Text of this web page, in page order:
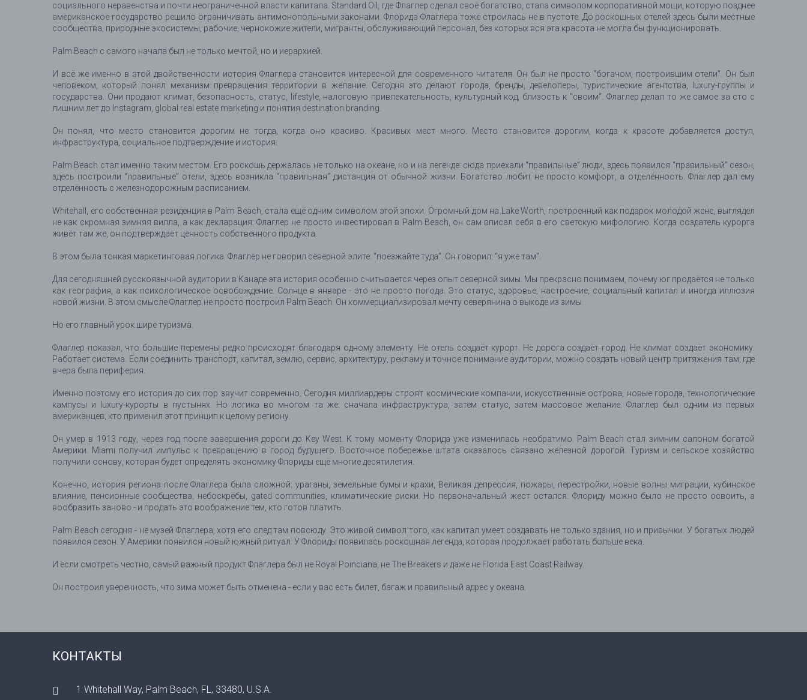
социального неравенства и почти неограниченной власти капитала. Standard Oil, где Флаглер сделал своё богатство, стала символом корпоративной мощи, которую позднее
американское государство решило ограничивать антимонопольными законами. Флорида Флаглера тоже строилась не в пустоте. До роскошных отелей здесь были местные
сообщества, природные экосистемы, рабочие, чернокожие жители, мигранты, обслуживающий персонал, без которых вся эта красота не могла бы функционировать.
Palm Beach с самого начала был не только мечтой, но и иерархией.
И всё же именно в этой двойственности история Флаглера становится интересной для современного читателя. Он был не просто “богачом, построившим отели”. Он был
человеком, который понял механизм превращения территории в желание. Сегодня это делают города, бренды, девелоперы, туристические агентства, luxury-группы и
государства. Они продают климат, безопасность, статус, lifestyle, налоговую привлекательность, культурный код, близость к “своим”. Флаглер делал то же самое за сто с
лишним лет до Instagram, global real estate marketing и понятия destination branding.
Он понял, что место становится дорогим не тогда, когда оно красиво. Красивых мест много. Место становится дорогим, когда к красоте добавляется доступ,
инфраструктура, социальное подтверждение и история.
Palm Beach стал именно таким местом. Его роскошь держалась не только на океане, но и на легенде: сюда приехали “правильные” люди, здесь появился “правильный” сезон,
здесь построили “правильные” отели, здесь возникла “правильная” дистанция от обычной жизни. Богатство любит не просто комфорт, а отделённость. Флаглер дал ему
отделённость с железнодорожным расписанием.
Whitehall, его собственная резиденция в Palm Beach, стала ещё одним символом этой эпохи. Огромный дом на Lake Worth, построенный как подарок молодой жене, выглядел
не как скромная зимняя вилла, а как декларация: Флаглер не просто инвестировал в Palm Beach, он сам вписал себя в его светскую мифологию. Когда создатель курорта
живёт там же, он подтверждает ценность собственного продукта.
В этом была тонкая маркетинговая логика. Флаглер не говорил северной элите: “поезжайте туда”. Он говорил: “я уже там”.
Для сегодняшней русскоязычной аудитории в Канаде эта история особенно считывается через опыт северной зимы. Мы прекрасно понимаем, почему юг продаётся не только
как география, а как психологическое освобождение. Солнце в январе - это не просто погода. Это статус, здоровье, настроение, социальный капитал и иногда иллюзия
новой жизни. В этом смысле Флаглер не просто построил Palm Beach. Он коммерциализировал мечту северянина о выходе из зимы.
Но его главный урок шире туризма.
Флаглер показал, что большие перемены редко происходят благодаря одному элементу. Не отель создаёт курорт. Не дорога создаёт город. Не климат создаёт экономику.
Работает система. Если соединить транспорт, капитал, землю, сервис, архитектуру, рекламу и точное понимание аудитории, можно создать новый центр притяжения там, где
вчера была периферия.
Именно поэтому его история до сих пор звучит современно. Сегодня миллиардеры строят космические компании, искусственные острова, новые города, технологические
кампусы и luxury-курорты в пустынях. Но логика во многом та же: сначала инфраструктура, затем статус, затем массовое желание. Флаглер был одним из первых
американцев, кто применил этот принцип к целому региону.
Он умер в 1913 году, через год после завершения дороги до Key West. К тому моменту Флорида уже изменилась необратимо. Palm Beach стал зимним салоном богатой
Америки. Miami получил импульс к превращению в город будущего. Восточное побережье штата оказалось связано железной дорогой. Туризм и сельское хозяйство
получили основу, которая будет определять экономику Флориды ещё многие десятилетия.
Конечно, история региона после Флаглера была сложной: ураганы, земельные бумы и крахи, Великая депрессия, пожары, перестройки, новые волны миграции, кубинское
влияние, пенсионные сообщества, небоскрёбы, gated communities, климатические риски. Но первоначальный жест остался: Флориду можно было не просто освоить, а
вообразить заново - и продать это воображение тем, кто готов платить.
Palm Beach сегодня - не музей Флаглера, хотя его след там повсюду. Это живой символ того, как капитал умеет создавать не только здания, но и привычки. У богатых людей
появился сезон. У Америки появился новый южный ритуал. У Флориды появилась роскошная легенда, которая продолжает работать больше века.
И если смотреть честно, самый важный продукт Флаглера был не Royal Poinciana, не The Breakers и даже не Florida East Coast Railway.
Он построил уверенность, что зима может быть отменена - если у вас есть билет, багаж и правильный адрес у океана.
КОНТАКТЫ
1 Whitehall Way, Palm Beach, FL, 33480, U.S.A.